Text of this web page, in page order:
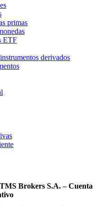
primas
ETF
derivados
Brokers S.A. – Cuenta